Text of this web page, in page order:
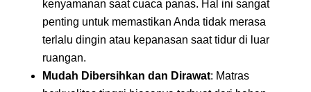
kenyamanan saat cuaca panas. Hal ini sangat
penting untuk memastikan Anda tidak merasa
terlalu dingin atau kepanasan saat tidur di luar
ruangan.
Mudah Dibersihkan dan Dirawat: Matras